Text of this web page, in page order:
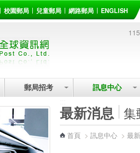
校園郵局 兒童郵局 網路郵局 ENGLISH
郵局招考 訊息中心
最新消息 集
首頁 > 訊息中心 > 最